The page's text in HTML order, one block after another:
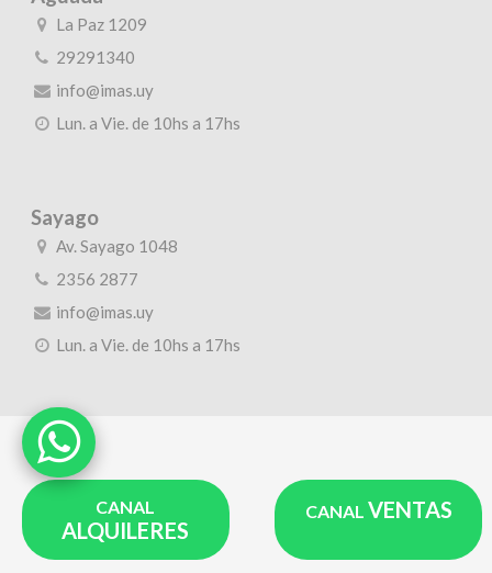
CANAL
ALQUILERES
CANAL VENTAS
La Paz 1209
29291340
info@imas.uy
Lun. a Vie. de 10hs a 17hs
Sayago
Av. Sayago 1048
2356 2877
info@imas.uy
Lun. a Vie. de 10hs a 17hs